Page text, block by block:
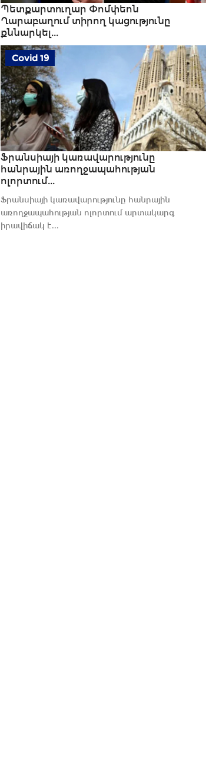
Պետքարտուղար Փոմփեոն
Ղարաբաղում տիրող կացությունը
քննարկել...
Պետքարտուղար Փոմփեոն Ղարաբաղում տիրող
կացությունը քննարկել է Թրամփի հետ
Covid 19
Ֆրանսիայի կառավարությունը
հանրային առողջապահության
ոլորտում...
Ֆրանսիայի կառավարությունը հանրային
առողջապահության ոլորտում արտակարգ
իրավիճակ է...